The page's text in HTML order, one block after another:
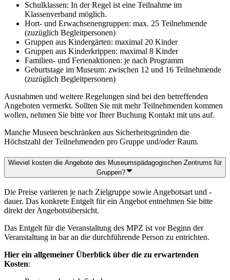
Schulklassen: In der Regel ist eine Teilnahme im
Klassenverband möglich.
Hort- und Erwachsenengruppen: max. 25 Teilnehmende
(zuzüglich Begleitpersonen)
Gruppen aus Kindergärten: maximal 20 Kinder
Gruppen aus Kinderkrippen: maximal 8 Kinder
Familien- und Ferienaktionen: je nach Programm
Geburtstage im Museum: zwischen 12 und 16 Teilnehmende
(zuzüglich Begleitpersonen)
Ausnahmen und weitere Regelungen sind bei den betreffenden
Angeboten vermerkt. Sollten Sie mit mehr Teilnehmenden kommen
wollen, nehmen Sie bitte vor Ihrer Buchung Kontakt mit uns auf.
Manche Museen beschränken aus Sicherheitsgründen die
Höchstzahl der Teilnehmenden pro Gruppe und/oder Raum.
Wieviel kosten die Angebote des Museumspädagogischen Zentrums für
Gruppen?
Die Preise variieren je nach Zielgruppe sowie Angebotsart und -
dauer. Das konkrete Entgelt für ein Angebot entnehmen Sie bitte
direkt der Angebotsübersicht.
Das Entgelt für die Veranstaltung des MPZ ist vor Beginn der
Veranstaltung in bar an die durchführende Person zu entrichten.
Hier ein allgemeiner Überblick über die zu erwartenden
Kosten: